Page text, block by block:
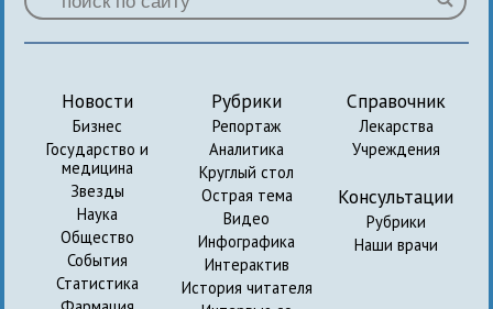
Новости
Бизнес
Государство и
медицина
Звезды
Наука
Общество
События
Статистика
Рубрики
Репортаж
Аналитика
Круглый стол
Острая тема
Видео
Инфографика
Интерактив
История читателя
Справочник
Лекарства
Учреждения
Консультации
Рубрики
Наши врачи